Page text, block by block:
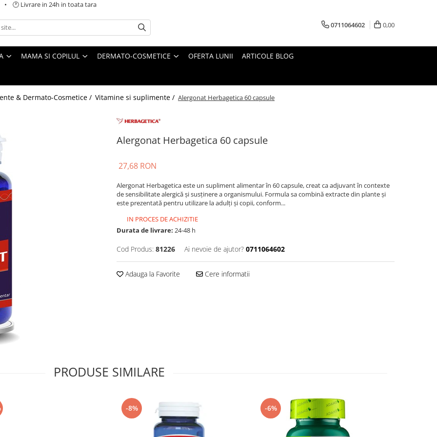
• 🕐 Livrare in 24h in toata tara
0711064602 0,00
MAMA SI COPILUL DERMATO-COSMETICE OFERTA LUNII ARTICOLE BLOG
& Dermato-Cosmetice / Vitamine si suplimente / Alergonat Herbagetica 60 capsule
Alergonat Herbagetica 60 capsule
27,68 RON
Alergonat Herbagetica este un supliment alimentar în 60 capsule, creat ca adjuvant în contexte
de sensibilitate alergică și susținere a organismului. Formula sa combină extracte din plante și
este prezentată pentru utilizare la adulți și copii, conform...
IN PROCES DE ACHIZITIE
Durata de livrare: 24-48 h
Cod Produs: 81226 Ai nevoie de ajutor? 0711064602
Adauga la Favorite Cere informatii
PRODUSE SIMILARE
-8% -6%